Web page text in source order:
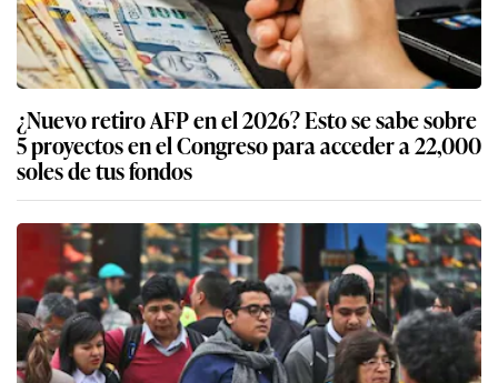
¿Nuevo retiro AFP en el 2026? Esto se sabe sobre
5 proyectos en el Congreso para acceder a 22,000
soles de tus fondos